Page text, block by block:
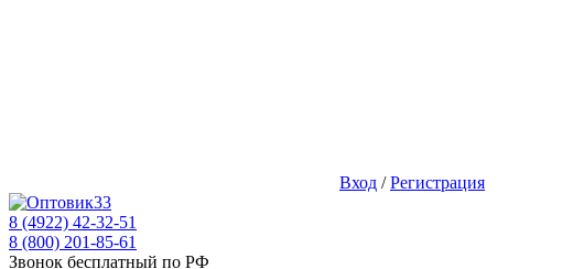
Вход /Регистрация
8 (4922) 42-32-51
8 (800) 201-85-61
Звонок бесплатный по РФ